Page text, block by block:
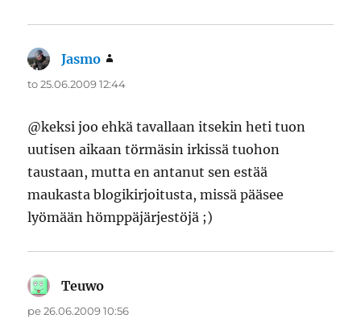
Jasmo
to 25.06.2009 12:44
@keksi joo ehkä tavallaan itsekin heti tuon
uutisen aikaan törmäsin irkissä tuohon
taustaan, mutta en antanut sen estää
maukasta blogikirjoitusta, missä pääsee
lyömään hömppäjärjestöjä ;)
Teuwo
pe 26.06.2009 10:56